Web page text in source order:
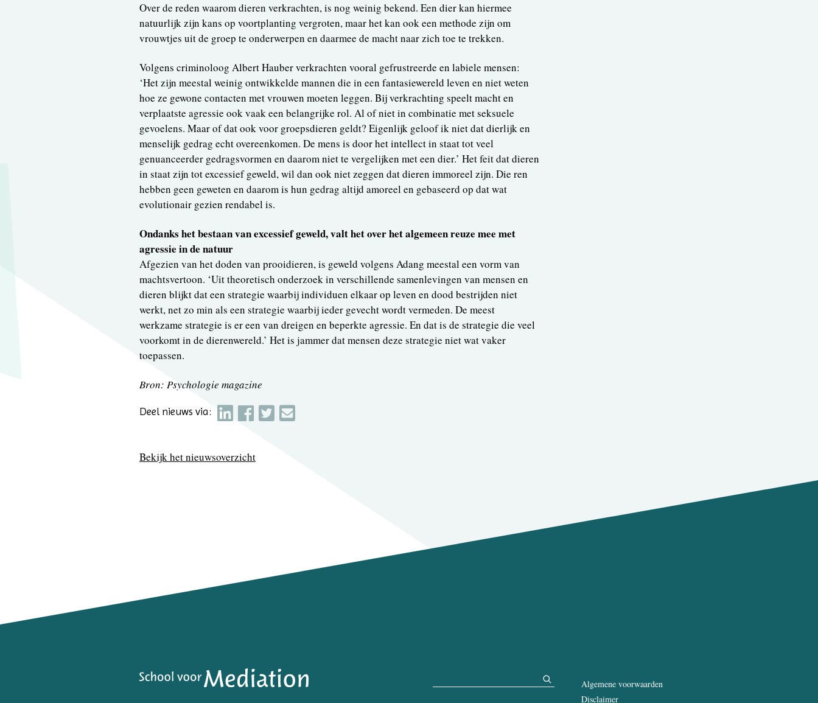
Over de reden waarom dieren verkrachten, is nog weinig bekend. Een dier kan hiermee
natuurlijk zijn kans op voortplanting vergroten, maar het kan ook een methode zijn om
vrouwtjes uit de groep te onderwerpen en daarmee de macht naar zich toe te trekken.
Volgens criminoloog Albert Hauber verkrachten vooral gefrustreerde en labiele mensen:
‘Het zijn meestal weinig ontwikkelde mannen die in een fantasiewereld leven en niet weten
hoe ze gewone contacten met vrouwen moeten leggen. Bij verkrachting speelt macht en
verplaatste agressie ook vaak een belangrijke rol. Al of niet in combinatie met seksuele
gevoelens. Maar of dat ook voor groepsdieren geldt? Eigenlijk geloof ik niet dat dierlijk en
menselijk gedrag echt overeenkomen. De mens is door het intellect in staat tot veel
genuanceerder gedragsvormen en daarom niet te vergelijken met een dier.’ Het feit dat dieren
in staat zijn tot excessief geweld, wil dan ook niet zeggen dat dieren immoreel zijn. Die ren
hebben geen geweten en daarom is hun gedrag altijd amoreel en gebaseerd op dat wat
evolutionair gezien rendabel is.
Ondanks het bestaan van excessief geweld, valt het over het algemeen reuze mee met
agressie in de natuur
Afgezien van het doden van prooidieren, is geweld volgens Adang meestal een vorm van
machtsvertoon. ‘Uit theoretisch onderzoek in verschillende samenlevingen van mensen en
dieren blijkt dat een strategie waarbij individuen elkaar op leven en dood bestrijden niet
werkt, net zo min als een strategie waarbij ieder gevecht wordt vermeden. De meest
werkzame strategie is er een van dreigen en beperkte agressie. En dat is de strategie die veel
voorkomt in de dierenwereld.’ Het is jammer dat mensen deze strategie niet wat vaker
toepassen.
Bron: Psychologie magazine
Deel nieuws via:
Bekijk het nieuwsoverzicht
Algemene voorwaarden
Disclaimer